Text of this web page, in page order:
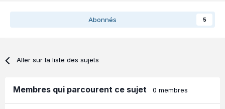
Abonnés 5
Aller sur la liste des sujets
Membres qui parcourent ce sujet 0 membres